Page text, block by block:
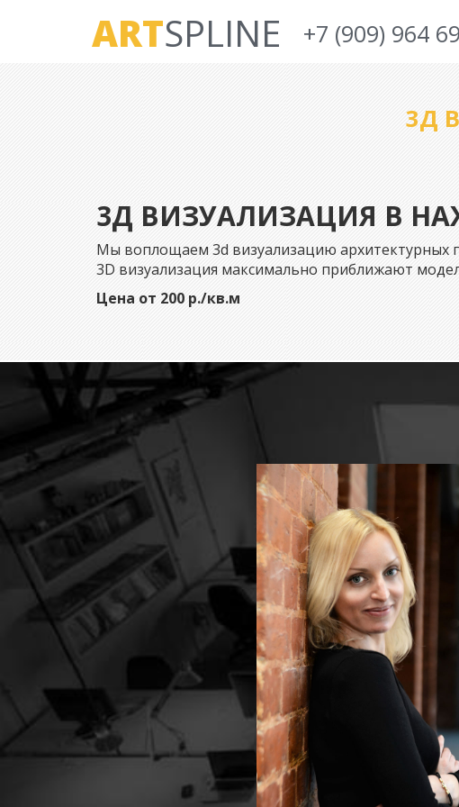
ARTSPLINE +7 (909) 964
3Д
3Д ВИЗУАЛИЗАЦИЯ В
Мы воплощаем 3d визуализацию архитектурных
3D визуализация максимально приближают
Цена от 200 р./кв.м